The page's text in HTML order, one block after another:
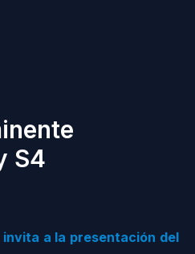
S4
invita a la presentación del